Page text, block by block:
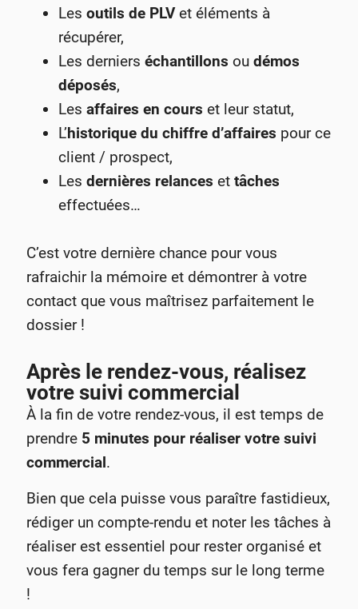
Lesoutils de PLVet éléments à
récupérer,
Les dernierséchantillons oudémos
déposés,
Lesaffaires en cours et leur statut,
L’historique du chiffre d’affaires pour ce
client / prospect,
Lesdernières relances ettâches
effectuées…
C’est votre dernière chance pour vous
rafraichir la mémoire et démontrer à votre
contact que vous maîtrisez parfaitement le
dossier !
Après le rendez-vous, réalisez
votre suivi commercial
À la fin de votre rendez-vous, il est temps de
prendre 5 minutes pour réaliser votre suivi
commercial.
Bien que cela puisse vous paraître fastidieux,
rédiger un compte-rendu et noter les tâches à
réaliser est essentiel pour rester organisé et
vous fera gagner du temps sur le long terme
!